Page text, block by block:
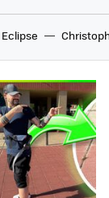
Eclipse